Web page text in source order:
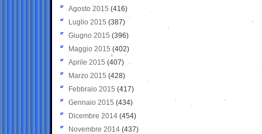
Agosto 2015 (416)
Luglio 2015 (387)
Giugno 2015 (396)
Maggio 2015 (402)
Aprile 2015 (407)
Marzo 2015 (428)
Febbraio 2015 (417)
Gennaio 2015 (434)
Dicembre 2014 (454)
Novembre 2014 (437)